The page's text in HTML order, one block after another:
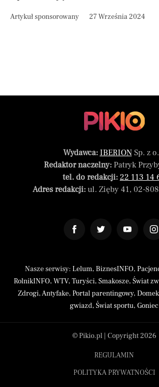
Artykuł sponsorowany 27 Września 2024
Wydawca: IBERIONSp. z
Redaktor naczelny:Patryk
tel. do redakcji: 22 113 14
Adres redakcji:ul. Zięby 41, 02-808
Nasze serwisy: Lelum, BiznesINFO,
RolnikINFO, WTV, Turyści, Smakosze, Świat
Zdrogi,Antyfake, Portal parentingowy,
gwiazd, Świat sportu, Goniec
© Pikio.pl | Copyright 2026
REGULAMIN
POLITYKA PRYWATNOŚCI